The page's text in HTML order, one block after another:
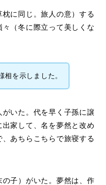
に同じ。旅人の意）する
（冬に際立って美しくな
相を示しました。
いた。代を早く子孫に譲
家して、名を夢然と改め
あちらこちらで旅寝する
子）がいた。夢然は、作